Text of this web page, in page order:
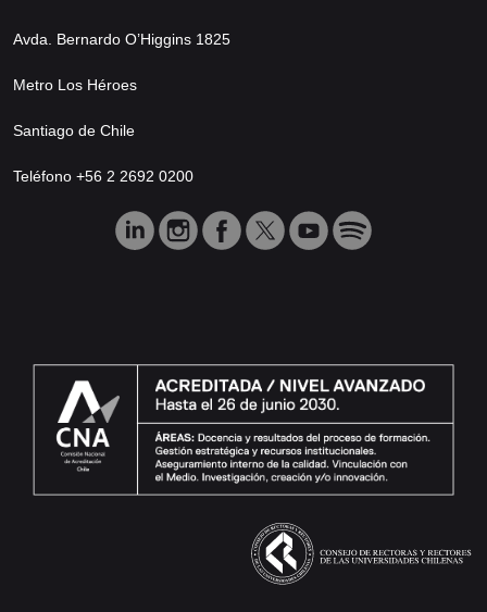
Avda. Bernardo O’Higgins 1825
Metro Los Héroes
Santiago de Chile
Teléfono +56 2 2692 0200